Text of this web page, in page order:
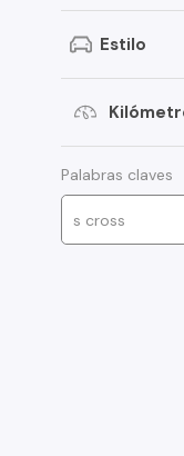
Estilo
Palabras claves